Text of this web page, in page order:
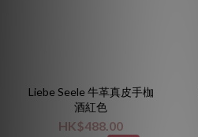
Liebe Seele 牛革真皮手枷
酒紅色
HK$488.00